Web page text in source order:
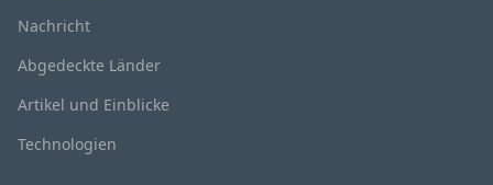
Nachricht
Abgedeckte Länder
Artikel und Einblicke
Technologien